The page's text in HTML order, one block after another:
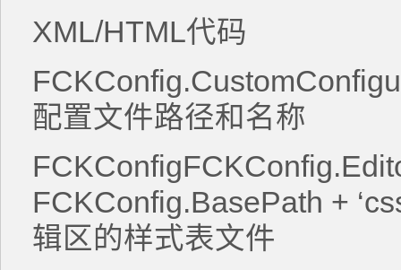
XML/HTML代码
配置文件路径和名称
FCKConfig.BasePath +
辑区的样式表文件